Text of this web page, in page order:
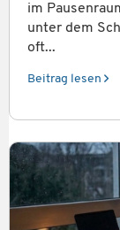
im
unter dem
oft...
Beitrag lesen